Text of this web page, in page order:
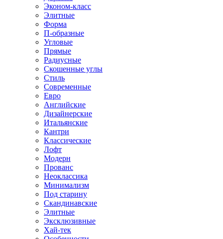
Эконом-класс
Элитные
Форма
П-образные
Угловые
Прямые
Радиусные
Скошенные углы
Стиль
Современные
Евро
Английские
Дизайнерские
Итальянские
Кантри
Классические
Лофт
Модерн
Прованс
Неоклассика
Минимализм
Под старину
Скандинавские
Элитные
Эксклюзивные
Хай-тек